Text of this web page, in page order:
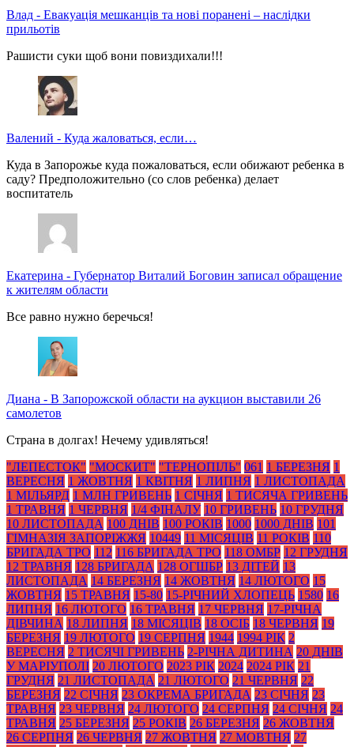
Влад - Евакуація мешканців та нові поранені – наслідки
прильотів
Рашисти суки щоб вони повиздихали!!!
Валений - Куда жаловаться, если…
Куда в Запорожье куда пожаловаться, если обижают ребенка в
саду? Предположительно (со слов ребенка) делает
воспитатель
Екатерина - Губернатор Виталий Боговин записал обращение
к жителям области
Все равно нужно беречься!
Диана - В Запорожской области на аукцион выставили 26
самолетов
Страна в долгах! Нечему удивляться!
"ЛЕПЕСТОК" "МОСКИТ" "ТЕРНОПІЛЬ" 061 1 БЕРЕЗНЯ 1
ВЕРЕСНЯ 1 ЖОВТНЯ 1 КВІТНЯ 1 ЛИПНЯ 1 ЛИСТОПАДА
1 МІЛЬЯРД 1 МЛН ГРИВЕНЬ 1 СІЧНЯ 1 ТИСЯЧА ГРИВЕНЬ
1 ТРАВНЯ 1 ЧЕРВНЯ 1/4 ФІНАЛУ 10 ГРИВЕНЬ 10 ГРУДНЯ
10 ЛИСТОПАДА 100 ДНІВ 100 РОКІВ 1000 1000 ДНІВ 101
ГІМНАЗІЯ ЗАПОРІЖЖЯ 10449 11 МІСЯЦІВ 11 РОКІВ 110
БРИГАДА ТРО 112 116 БРИГАДА ТРО 118 ОМБР 12 ГРУДНЯ
12 ТРАВНЯ 128 БРИГАДА 128 ОГШБР 13 ДІТЕЙ 13
ЛИСТОПАДА 14 БЕРЕЗНЯ 14 ЖОВТНЯ 14 ЛЮТОГО 15
ЖОВТНЯ 15 ТРАВНЯ 15-80 15-РІЧНИЙ ХЛОПЕЦЬ 1580 16
ЛИПНЯ 16 ЛЮТОГО 16 ТРАВНЯ 17 ЧЕРВНЯ 17-РІЧНА
ДІВЧИНА 18 ЛИПНЯ 18 МІСЯЦІВ 18 ОСІБ 18 ЧЕРВНЯ 19
БЕРЕЗНЯ 19 ЛЮТОГО 19 СЕРПНЯ 1944 1994 РІК 2
ВЕРЕСНЯ 2 ТИСЯЧІ ГРИВЕНЬ 2-РІЧНА ДИТИНА 20 ДНІВ
У МАРІУПОЛІ 20 ЛЮТОГО 2023 РІК 2024 2024 РІК 21
ГРУДНЯ 21 ЛИСТОПАДА 21 ЛЮТОГО 21 ЧЕРВНЯ 22
БЕРЕЗНЯ 22 СІЧНЯ 23 ОКРЕМА БРИГАДА 23 СІЧНЯ 23
ТРАВНЯ 23 ЧЕРВНЯ 24 ЛЮТОГО 24 СЕРПНЯ 24 СІЧНЯ 24
ТРАВНЯ 25 БЕРЕЗНЯ 25 РОКІВ 26 БЕРЕЗНЯ 26 ЖОВТНЯ
26 СЕРПНЯ 26 ЧЕРВНЯ 27 ЖОВТНЯ 27 МОВТНЯ 27